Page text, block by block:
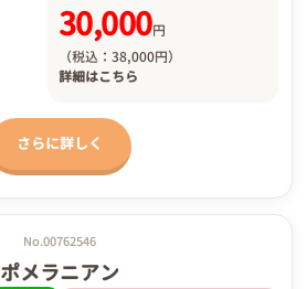
30,000円
（税込：38,000円）
詳細はこちら
さらに詳しく
No.00762546
ポメラニアン